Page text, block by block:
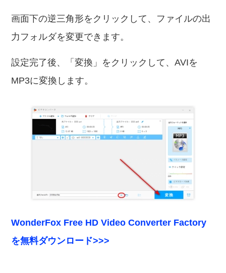
画面下の逆三角形をクリックして、ファイルの出
力フォルダを変更できます。
設定完了後、「変換」をクリックして、AVIを
MP3に変換します。
WonderFox Free HD Video Converter Factory
を無料ダウンロード>>>